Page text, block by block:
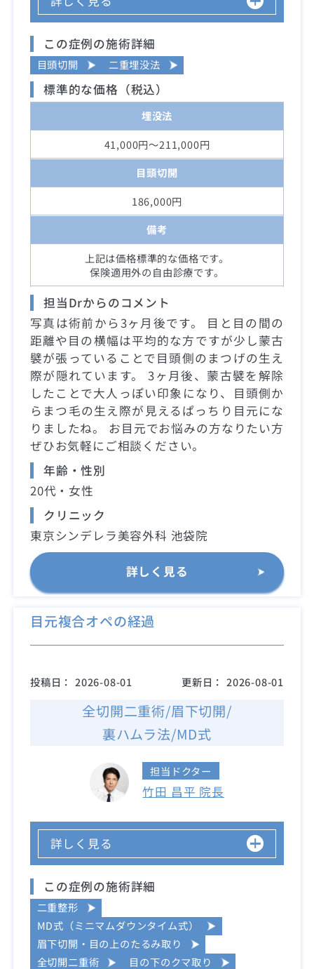
この症例の施術詳細
目頭切開 二重埋没法
標準的な価格（税込）
埋没法
41,000円～211,000円
目頭切開
186,000円
備考
上記は価格標準的な価格です。
保険適用外の自由診療です。
担当Drからのコメント
写真は術前から3ヶ月後です。 目と目の間の
距離や目の横幅は平均的な方ですが少し蒙古
襞が張っていることで目頭側のまつげの生え
際が隠れています。 3ヶ月後、蒙古襞を解除
したことで大人っぽい印象になり、目頭側か
らまつ毛の生え際が見えるぱっちり目元にな
りましたね。 お目元でお悩みの方なりたい方
ぜひお気軽にご相談ください。
年齢・性別
20代・女性
クリニック
東京シンデレラ美容外科 池袋院
詳しく見る
目元複合オペの経過
投稿日： 2026-08-01 更新日： 2026-08-01
全切開二重術/眉下切開/
裏ハムラ法/MD式
担当ドクター
竹田 昌平 院長
詳しく見る
この症例の施術詳細
二重整形
MD式（ミニマムダウンタイム式）
眉下切開・目の上のたるみ取り
全切開二重術
目の下のクマ取り